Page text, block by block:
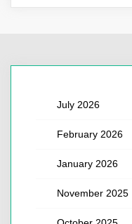
July 2026
February 2026
January 2026
November 2025